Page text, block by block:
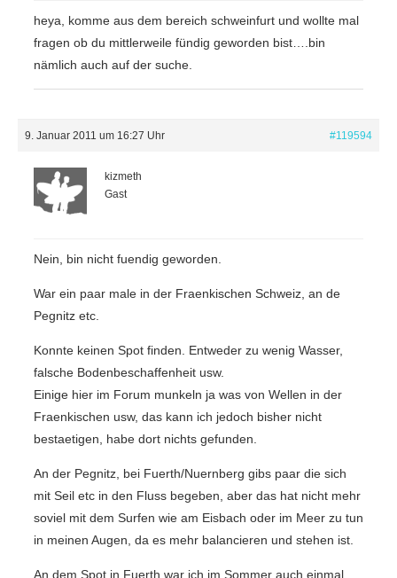
heya, komme aus dem bereich schweinfurt und wollte mal
fragen ob du mittlerweile fündig geworden bist….bin
nämlich auch auf der suche.
9. Januar 2011 um 16:27 Uhr #119594
kizmeth
Gast
Nein, bin nicht fuendig geworden.
War ein paar male in der Fraenkischen Schweiz, an de
Pegnitz etc.
Konnte keinen Spot finden. Entweder zu wenig Wasser,
falsche Bodenbeschaffenheit usw.
Einige hier im Forum munkeln ja was von Wellen in der
Fraenkischen usw, das kann ich jedoch bisher nicht
bestaetigen, habe dort nichts gefunden.
An der Pegnitz, bei Fuerth/Nuernberg gibs paar die sich
mit Seil etc in den Fluss begeben, aber das hat nicht mehr
soviel mit dem Surfen wie am Eisbach oder im Meer zu tun
in meinen Augen, da es mehr balancieren und stehen ist.
An dem Spot in Fuerth war ich im Sommer auch einmal